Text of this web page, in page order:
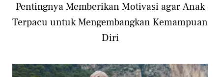
Pentingnya Memberikan Motivasi agar Anak
Terpacu untuk Mengembangkan Kemampuan
Diri